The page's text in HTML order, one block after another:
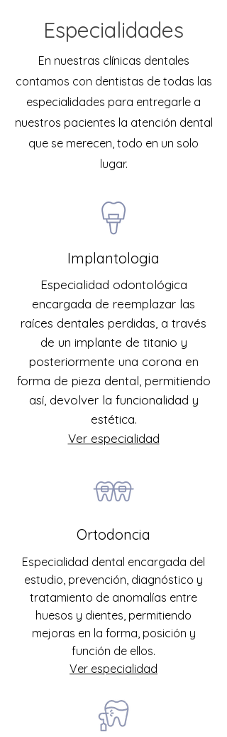
Especialidades
En nuestras clínicas dentales
contamos con dentistas de todas las
especialidades para entregarle a
nuestros pacientes la atención dental
que se merecen, todo en un solo
lugar.
Implantologia
Especialidad odontológica
encargada de reemplazar las
raíces dentales perdidas, a través
de un implante de titanio y
posteriormente una corona en
forma de pieza dental, permitiendo
así, devolver la funcionalidad y
estética.
Ver especialidad
Ortodoncia
Especialidad dental encargada del
estudio, prevención, diagnóstico y
tratamiento de anomalías entre
huesos y dientes, permitiendo
mejoras en la forma, posición y
función de ellos.
Ver especialidad